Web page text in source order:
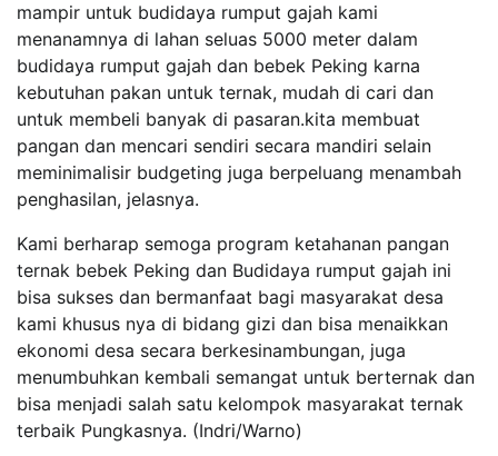
mampir untuk budidaya rumput gajah kami
menanamnya di lahan seluas 5000 meter dalam
budidaya rumput gajah dan bebek Peking karna
kebutuhan pakan untuk ternak, mudah di cari dan
untuk membeli banyak di pasaran.kita membuat
pangan dan mencari sendiri secara mandiri selain
meminimalisir budgeting juga berpeluang menambah
penghasilan, jelasnya.
Kami berharap semoga program ketahanan pangan
ternak bebek Peking dan Budidaya rumput gajah ini
bisa sukses dan bermanfaat bagi masyarakat desa
kami khusus nya di bidang gizi dan bisa menaikkan
ekonomi desa secara berkesinambungan, juga
menumbuhkan kembali semangat untuk berternak dan
bisa menjadi salah satu kelompok masyarakat ternak
terbaik Pungkasnya. (Indri/Warno)